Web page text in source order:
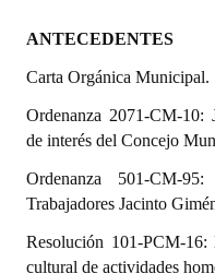
Constitución Nacional
Constitución Provincial
Reglamento Interno
Digesto
ANTECEDENTES
Carta Orgánica Municipal.
Ordenanza 2071-CM-10:
de interés del Concejo
Ordenanza 501-CM-
Trabajadores Jacinto
Resolución 101-PCM-
cultural de actividades